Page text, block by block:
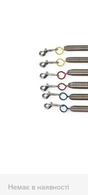
Немає в наявності